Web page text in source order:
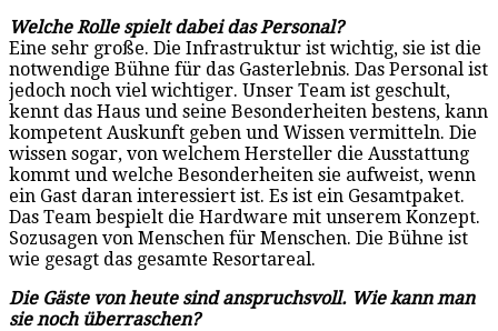
Welche Rolle spielt dabei das Personal?
Eine sehr große. Die Infrastruktur ist wichtig, sie ist die
notwendige Bühne für das Gasterlebnis. Das Personal ist
jedoch noch viel wichtiger. Unser Team ist geschult,
kennt das Haus und seine Besonderheiten bestens, kann
kompetent Auskunft geben und Wissen vermitteln. Die
wissen sogar, von welchem Hersteller die Ausstattung
kommt und welche Besonderheiten sie aufweist, wenn
ein Gast daran interessiert ist. Es ist ein Gesamtpaket.
Das Team bespielt die Hardware mit unserem Konzept.
Sozusagen von Menschen für Menschen. Die Bühne ist
wie gesagt das gesamte Resortareal.
Die Gäste von heute sind anspruchsvoll. Wie kann man
sie noch überraschen?